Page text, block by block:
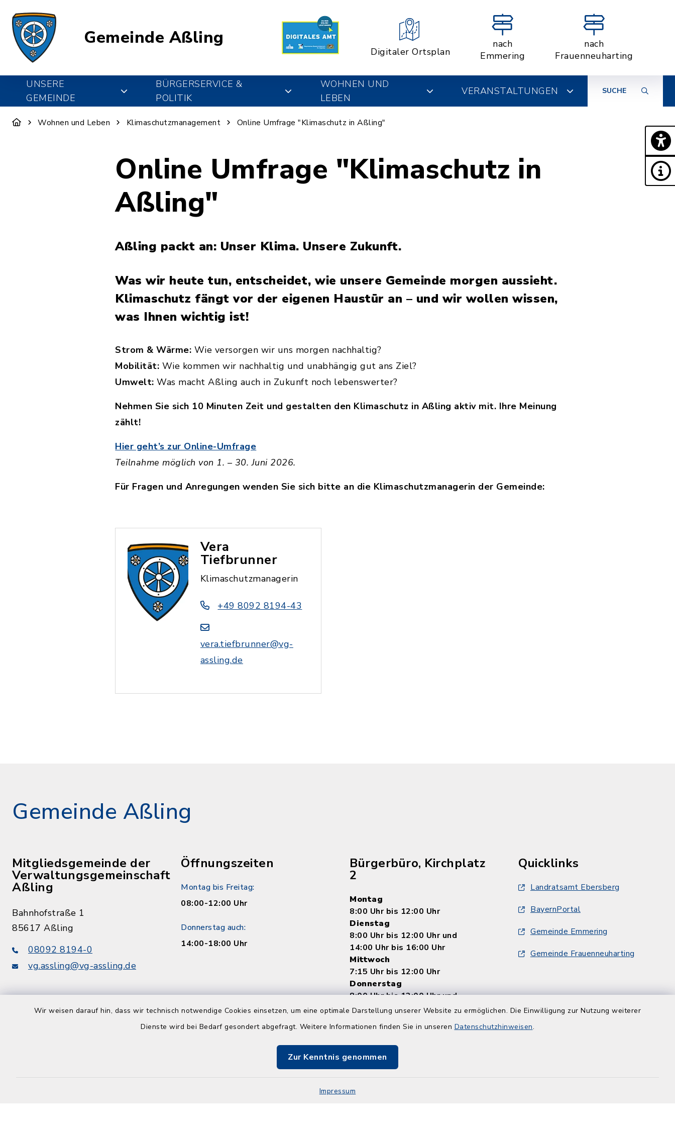
Wir weisen darauf hin, dass wir technisch notwendige Cookies einsetzen, um eine optimale Darstellung unserer Website zu ermöglichen. Die Einwilligung zur Nutzung weiterer
Dienste wird bei Bedarf gesondert abgefragt. Weitere Informationen finden Sie in unseren Datenschutzhinweisen.
Zur Kenntnis genommen
Impressum
Gemeinde Aßling
Digitaler Ortsplan
nach
Emmering
nach
Frauenneuharting
UNSERE
GEMEINDE
BÜRGERSERVICE &
POLITIK
WOHNEN UND
LEBEN
VERANSTALTUNGEN SUCHE
Wohnen und Leben Klimaschutzmanagement Online Umfrage "Klimaschutz in Aßling"
Online Umfrage "Klimaschutz in
Aßling"
Aßling packt an: Unser Klima. Unsere Zukunft.
Was wir heute tun, entscheidet, wie unsere Gemeinde morgen aussieht.
Klimaschutz fängt vor der eigenen Haustür an – und wir wollen wissen,
was Ihnen wichtig ist!
Strom & Wärme: Wie versorgen wir uns morgen nachhaltig?
Mobilität: Wie kommen wir nachhaltig und unabhängig gut ans Ziel?
Umwelt: Was macht Aßling auch in Zukunft noch lebenswerter?
Nehmen Sie sich 10 Minuten Zeit und gestalten den Klimaschutz in Aßling aktiv mit. Ihre Meinung
zählt!
Hier geht’s zur Online-Umfrage
Teilnahme möglich von 1. – 30. Juni 2026.
Für Fragen und Anregungen wenden Sie sich bitte an die Klimaschutzmanagerin der Gemeinde:
Vera
Tiefbrunner
Klimaschutzmanagerin
+49 8092 8194-43
vera.tiefbrunner@vg-
assling.de
Gemeinde Aßling
Mitgliedsgemeinde der
Verwaltungsgemeinschaft
Aßling
Bahnhofstraße 1
85617 Aßling
08092 8194-0
vg.assling@vg-assling.de
Öffnungszeiten
Montag bis Freitag:
08:00-12:00 Uhr
Donnerstag auch:
14:00-18:00 Uhr
Bürgerbüro, Kirchplatz
2
Montag
8:00 Uhr bis 12:00 Uhr
Dienstag
8:00 Uhr bis 12:00 Uhr und
14:00 Uhr bis 16:00 Uhr
Mittwoch
7:15 Uhr bis 12:00 Uhr
Donnerstag
8:00 Uhr bis 12:00 Uhr und
14:00 bis 18:00 Uhr
8:00 Uhr bis 12:00 Uhr
Quicklinks
Landratsamt Ebersberg
BayernPortal
Gemeinde Emmering
Gemeinde Frauenneuharting